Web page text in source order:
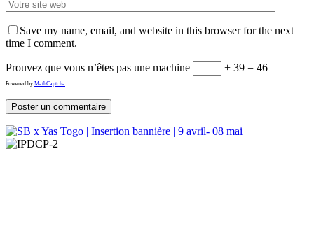
Save my name, email, and website in this browser for the next
time I comment.
Prouvez que vous n’êtes pas une machine + 39 = 46
Powered by MathCaptcha